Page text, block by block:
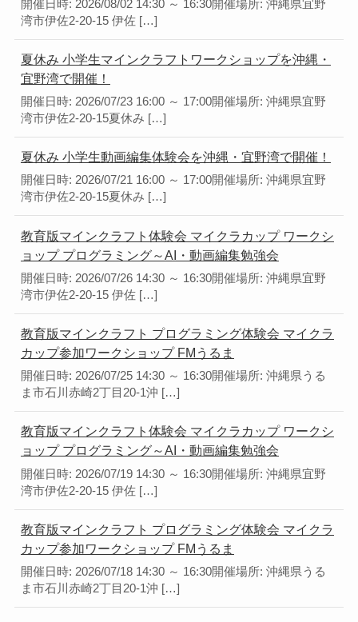
開催日時: 2026/08/02 14:30 ～ 16:30開催場所: 沖縄県宜野
湾市伊佐2-20-15 伊佐 […]
夏休み 小学生マインクラフトワークショップを沖縄・
宜野湾で開催！
開催日時: 2026/07/23 16:00 ～ 17:00開催場所: 沖縄県宜野
湾市伊佐2-20-15夏休み […]
夏休み 小学生動画編集体験会を沖縄・宜野湾で開催！
開催日時: 2026/07/21 16:00 ～ 17:00開催場所: 沖縄県宜野
湾市伊佐2-20-15夏休み […]
教育版マインクラフト体験会 マイクラカップ ワークシ
ョップ プログラミング～AI・動画編集勉強会
開催日時: 2026/07/26 14:30 ～ 16:30開催場所: 沖縄県宜野
湾市伊佐2-20-15 伊佐 […]
教育版マインクラフト プログラミング体験会 マイクラ
カップ参加ワークショップ FMうるま
開催日時: 2026/07/25 14:30 ～ 16:30開催場所: 沖縄県うる
ま市石川赤崎2丁目20-1沖 […]
教育版マインクラフト体験会 マイクラカップ ワークシ
ョップ プログラミング～AI・動画編集勉強会
開催日時: 2026/07/19 14:30 ～ 16:30開催場所: 沖縄県宜野
湾市伊佐2-20-15 伊佐 […]
教育版マインクラフト プログラミング体験会 マイクラ
カップ参加ワークショップ FMうるま
開催日時: 2026/07/18 14:30 ～ 16:30開催場所: 沖縄県うる
ま市石川赤崎2丁目20-1沖 […]